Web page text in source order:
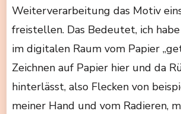
Weiterverarbeitung das Motiv
freistellen. Das Bedeutet, ich
im digitalen Raum vom Papier
Zeichnen auf Papier hier und da
hinterlässt, also Flecken von
meiner Hand und vom Radieren,